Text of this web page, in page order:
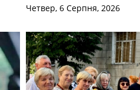
Четвер, 6 Серпня, 2026